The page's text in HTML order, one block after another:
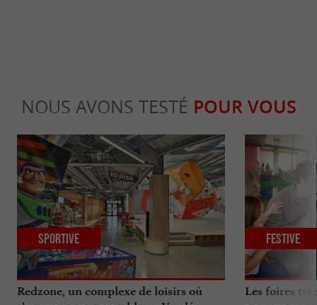
NOUS AVONS TESTÉ POUR VOUS
Redzone, un complexe de loisirs où
Sportive
Les foires
Festive